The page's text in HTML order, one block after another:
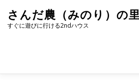
キ
さんだ農（みのり）の
すぐに遊びに行ける2ndハウス